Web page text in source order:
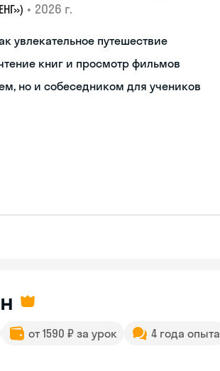
• 2026 г.
увлекательное путешествие
книг и просмотр фильмов
но и собеседником для учеников
от 1590 ₽ за урок 4 года опыта